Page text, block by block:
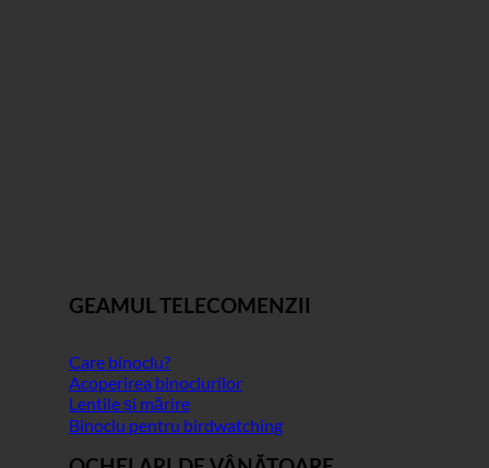
GEAMUL TELECOMENZII
Care binoclu?
Acoperirea binoclurilor
Lentile și mărire
Binoclu pentru birdwatching